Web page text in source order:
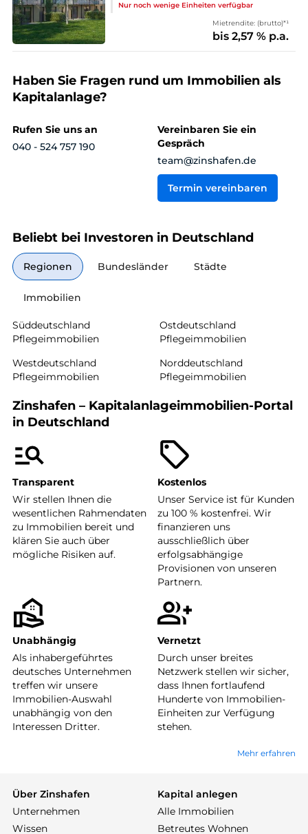
Nur noch wenige Einheiten verfügbar
Mietrendite: (brutto)*¹
bis 2,57 % p.a.
Haben Sie Fragen rund um Immobilien als
Kapitalanlage?
Rufen Sie uns an
040 - 524 757 190
Vereinbaren Sie ein
Gespräch
team@zinshafen.de
Termin vereinbaren
Beliebt bei Investoren in Deutschland
Regionen Bundesländer Städte
Immobilien
Süddeutschland
Pflegeimmobilien
Ostdeutschland
Pflegeimmobilien
Westdeutschland
Pflegeimmobilien
Norddeutschland
Pflegeimmobilien
Zinshafen – Kapitalanlageimmobilien-Portal
in Deutschland
Transparent
Wir stellen Ihnen die
wesentlichen Rahmendaten
zu Immobilien bereit und
klären Sie auch über
mögliche Risiken auf.
Kostenlos
Unser Service ist für Kunden
zu 100 % kostenfrei. Wir
finanzieren uns
ausschließlich über
erfolgsabhängige
Provisionen von unseren
Partnern.
Unabhängig
Als inhabergeführtes
deutsches Unternehmen
treffen wir unsere
Immobilien-Auswahl
unabhängig von den
Interessen Dritter.
Vernetzt
Durch unser breites
Netzwerk stellen wir sicher,
dass Ihnen fortlaufend
Hunderte von Immobilien-
Einheiten zur Verfügung
stehen.
Mehr erfahren
Über Zinshafen
Unternehmen
Wissen
Kapital anlegen
Alle Immobilien
Betreutes Wohnen